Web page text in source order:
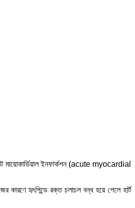
ইনফার্কশন (acute myocardial
কারণে হৃৎপিন্ডে রক্ত চলাচল বন্ধ হয়ে গেলে হার্ট